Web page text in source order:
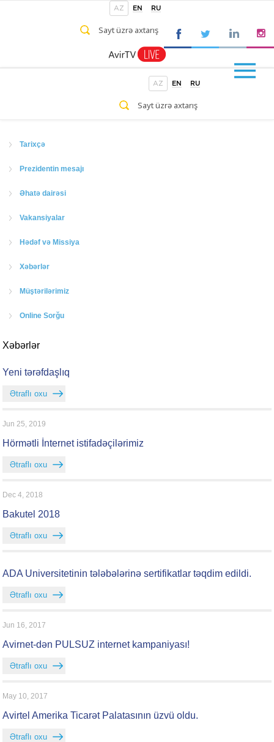
AZ EN RU
AZ EN RU
Tarixçə
Prezidentin mesajı
Əhatə dairəsi
Vakansiyalar
Hədəf və Missiya
Xəbərlər
Müştərilərimiz
Online Sorğu
Xəbərlər
Yeni tərəfdaşlıq
Ətraflı oxu
Jun 25, 2019
Hörmətli İnternet istifadəçilərimiz
Ətraflı oxu
Dec 4, 2018
Bakutel 2018
Ətraflı oxu
ADA Universitetinin tələbələrinə sertifikatlar təqdim edildi.
Ətraflı oxu
Jun 16, 2017
Avirnet-dən PULSUZ internet kampaniyası!
Ətraflı oxu
May 10, 2017
Avirtel Amerika Ticarət Palatasının üzvü oldu.
Ətraflı oxu